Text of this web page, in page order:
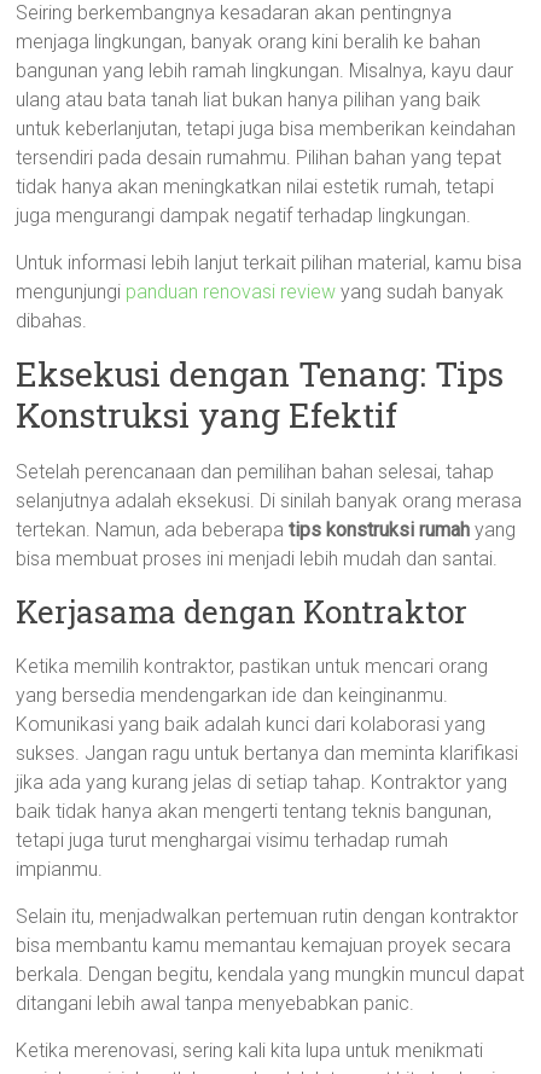
Seiring berkembangnya kesadaran akan pentingnya
menjaga lingkungan, banyak orang kini beralih ke bahan
bangunan yang lebih ramah lingkungan. Misalnya, kayu daur
ulang atau bata tanah liat bukan hanya pilihan yang baik
untuk keberlanjutan, tetapi juga bisa memberikan keindahan
tersendiri pada desain rumahmu. Pilihan bahan yang tepat
tidak hanya akan meningkatkan nilai estetik rumah, tetapi
juga mengurangi dampak negatif terhadap lingkungan.
Untuk informasi lebih lanjut terkait pilihan material, kamu bisa
mengunjungi panduan renovasi review yang sudah banyak
dibahas.
Eksekusi dengan Tenang: Tips
Konstruksi yang Efektif
Setelah perencanaan dan pemilihan bahan selesai, tahap
selanjutnya adalah eksekusi. Di sinilah banyak orang merasa
tertekan. Namun, ada beberapatips konstruksi rumah yang
bisa membuat proses ini menjadi lebih mudah dan santai.
Kerjasama dengan Kontraktor
Ketika memilih kontraktor, pastikan untuk mencari orang
yang bersedia mendengarkan ide dan keinginanmu.
Komunikasi yang baik adalah kunci dari kolaborasi yang
sukses. Jangan ragu untuk bertanya dan meminta klarifikasi
jika ada yang kurang jelas di setiap tahap. Kontraktor yang
baik tidak hanya akan mengerti tentang teknis bangunan,
tetapi juga turut menghargai visimu terhadap rumah
impianmu.
Selain itu, menjadwalkan pertemuan rutin dengan kontraktor
bisa membantu kamu memantau kemajuan proyek secara
berkala. Dengan begitu, kendala yang mungkin muncul dapat
ditangani lebih awal tanpa menyebabkan panic.
Ketika merenovasi, sering kali kita lupa untuk menikmati